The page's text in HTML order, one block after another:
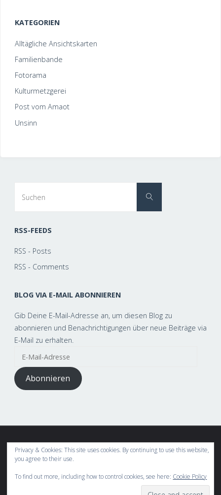
KATEGORIEN
Alltägliche Ansichtskarten
Familienbande
Fotorama
Kulturmetzgerei
Post vom Amaot
Unsinn
Suchen
RSS-FEEDS
RSS - Posts
RSS - Comments
BLOG VIA E-MAIL ABONNIEREN
Gib Deine E-Mail-Adresse an, um diesen Blog zu
abonnieren und Benachrichtigungen über neue Beiträge via
E-Mail zu erhalten.
Adresse
Abonnieren
This text can be changed from the General » Structure section of
Lorem ipsum dolor sit amet,consectetur adipiscingelit, cras ut
Privacy & Cookies: This site uses cookies. By continuing to use this website,
you agree to their use.
To find out more, including how to control cookies, see here: Cookie Policy